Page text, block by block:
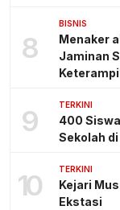
8
BISNIS
Menaker
Jaminan
9 TERKINI
400
Sekolah
10 TERKINI
Kejari
Ekstasi